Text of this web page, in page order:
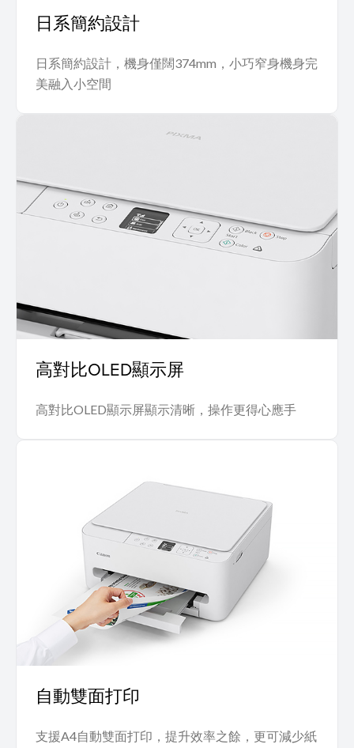
日系簡約設計
日系簡約設計，機身僅闊374mm，小巧窄身機身完
美融入小空間
高對比OLED顯示屏
高對比OLED顯示屏顯示清晰，操作更得心應手
自動雙面打印
支援A4自動雙面打印，提升效率之餘，更可減少紙